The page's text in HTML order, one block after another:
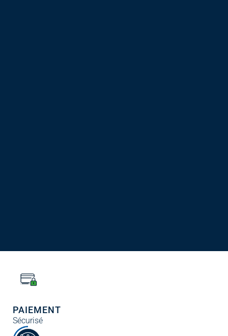
PAIEMENT
Sécurisé